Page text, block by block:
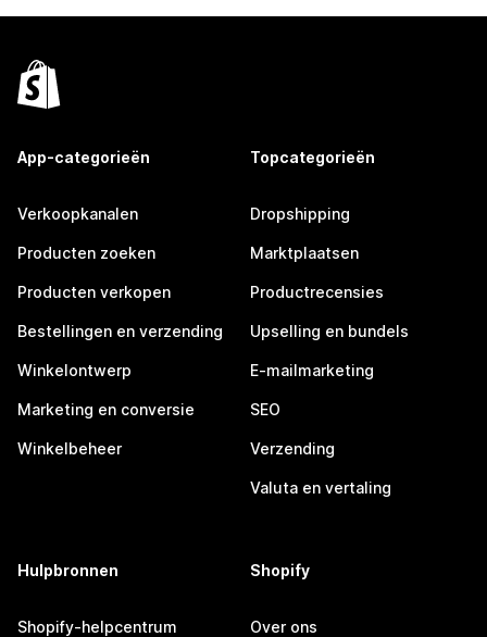
App-categorieën
Verkoopkanalen
Producten zoeken
Producten verkopen
Bestellingen en verzending
Winkelontwerp
Marketing en conversie
Winkelbeheer
Topcategorieën
Dropshipping
Marktplaatsen
Productrecensies
Upselling en bundels
E-mailmarketing
SEO
Verzending
Valuta en vertaling
Hulpbronnen
Shopify-helpcentrum
Shopify
Over ons